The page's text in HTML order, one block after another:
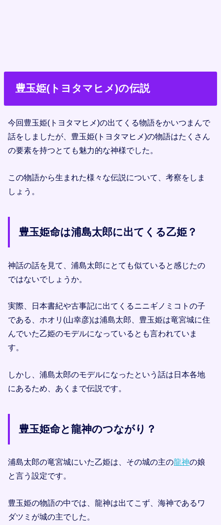
豊玉姫(トヨタマヒメ)の伝説
今回豊玉姫(トヨタマヒメ)の出てくる物語をかいつまんで
話をしましたが、豊玉姫(トヨタマヒメ)の物語はたくさん
の要素を持つとても魅力的な神様でした。
この物語から生まれた様々な伝説について、考察をしま
しょう。
豊玉姫命は浦島太郎に出てくる乙姫？
神話の話を見て、浦島太郎にとても似ていると感じたの
ではないでしょうか。
実際、日本書紀や古事記に出てくるニニギノミコトの子
である、ホオリ(山幸彦)は浦島太郎、豊玉姫は竜宮城に住
んでいた乙姫のモデルになっているとも言われていま
す。
しかし、浦島太郎のモデルになったという話は日本各地
にあるため、あくまで伝説です。
豊玉姫命と龍神のつながり？
浦島太郎の竜宮城にいた乙姫は、その城の主の龍神の娘
と言う設定です。
豊玉姫の物語の中では、龍神は出てこず、海神であるワ
ダツミが城の主でした。